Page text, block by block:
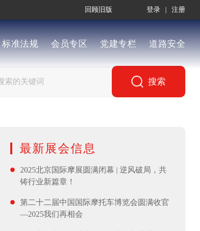
回顾旧版 登录 注册
标准法规 会员专区 党建专栏 道路安全
搜索
最新展会信息
2025北京国际摩展圆满闭幕 | 逆风破局，共
铸行业新篇章！
第二十二届中国国际摩托车博览会圆满收官
—2025我们再相会